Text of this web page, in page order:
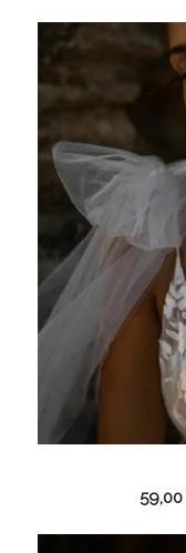
59,00